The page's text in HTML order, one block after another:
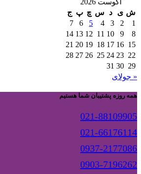
آگوست 2026
ش ی د س چ پ ج
1
2
3
4
5
6
7
8
9
10
11
12
13
14
15
16
17
18
19
20
21
22
23
24
25
26
27
28
29
30
31
« جولای
همه روزه پشتیبان شما هستیم
021-88109905
021-66176114
0937-2177086
0903-7196262